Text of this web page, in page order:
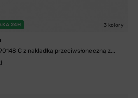
24H 3 kolory
C z nakładką przeciwsłoneczną z...